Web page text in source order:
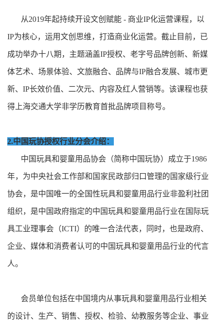
从2019年起持续开设文创赋能 - 商业IP化运营课程，以
IP为核心，运用文创思维，打造商业化运营。截止目前，已
成功举办十八期，主题涵盖IP授权、老字号品牌创新、新媒
体艺术、场景体验、文旅融合、品牌与IP融合发展、城市更
新、IP长效价值、二次元、内容及红人营销等。该课程也获
得上海交通大学非学历教育首批品牌项目称号。
2.中国玩协授权行业分会介绍：
中国玩具和婴童用品协会（简称中国玩协）成立于1986
年，为中央社会工作部和国家民政部归口管理的国家级行业
协会，是中国唯一的全国性玩具和婴童用品行业非盈利社团
组织，是中国政府指定的中国玩具和婴童用品行业在国际玩
具工业理事会（ICTI）的唯一合法代表，同时，也是政府、
企业、媒体和消费者认可的中国玩具和婴童用品行业的代言
人。
会员单位包括在中国境内从事玩具和婴童用品行业相关
的设计、生产、销售、授权、检验、幼教服务等企业、事业